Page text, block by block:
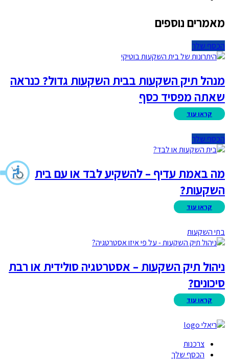
מאמרים נוספים
הכסף שלך
מנהל תיק השקעות בבית השקעות גדול? כנראה
שאתה מפסיד כסף
הכסף שלך
מה באמת עדיף – להשקיע לבד או עם בית
השקעות?
בתי השקעות
ניהול תיק השקעות – אסטרטגיה סולידית או רבת
סיכונים?
צרכנות
הכסף שלך